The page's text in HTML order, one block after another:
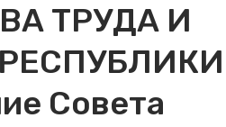
ТРУДА И
Совета